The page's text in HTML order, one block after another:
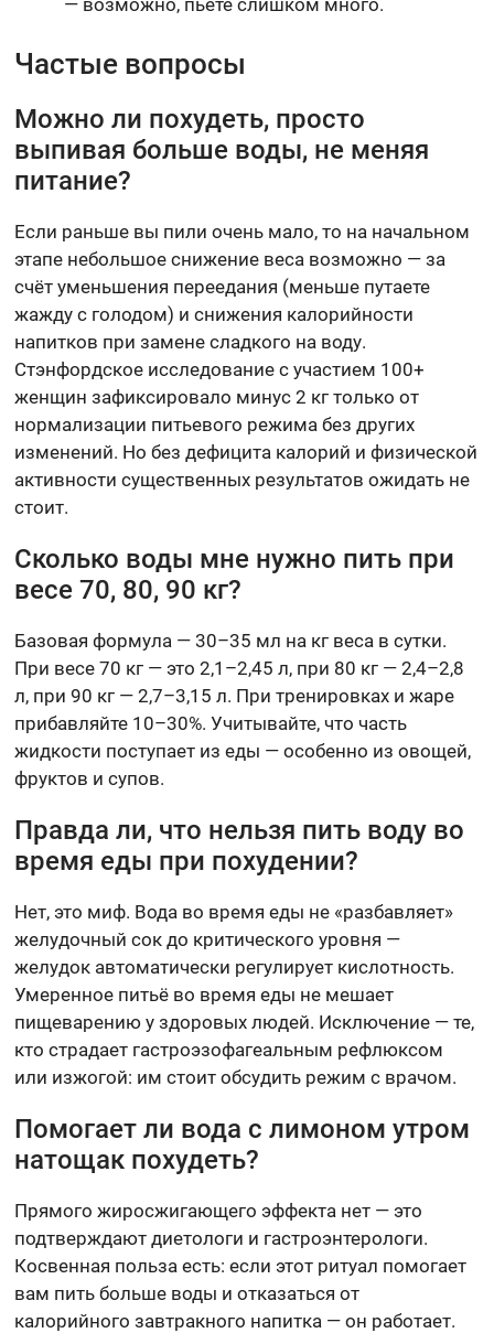
Частые вопросы
Можно ли похудеть, просто
выпивая больше воды, не меняя
питание?
Если раньше вы пили очень мало, то на начальном
этапе небольшое снижение веса возможно — за
счёт уменьшения переедания (меньше путаете
жажду с голодом) и снижения калорийности
напитков при замене сладкого на воду.
Стэнфордское исследование с участием 100+
женщин зафиксировало минус 2 кг только от
нормализации питьевого режима без других
изменений. Но без дефицита калорий и физической
активности существенных результатов ожидать не
стоит.
Сколько воды мне нужно пить при
весе 70, 80, 90 кг?
Базовая формула — 30–35 мл на кг веса в сутки.
При весе 70 кг — это 2,1–2,45 л, при 80 кг — 2,4–2,8
л, при 90 кг — 2,7–3,15 л. При тренировках и жаре
прибавляйте 10–30%. Учитывайте, что часть
жидкости поступает из еды — особенно из овощей,
фруктов и супов.
Правда ли, что нельзя пить воду во
время еды при похудении?
Нет, это миф. Вода во время еды не «разбавляет»
желудочный сок до критического уровня —
желудок автоматически регулирует кислотность.
Умеренное питьё во время еды не мешает
пищеварению у здоровых людей. Исключение — те,
кто страдает гастроэзофагеальным рефлюксом
или изжогой: им стоит обсудить режим с врачом.
Помогает ли вода с лимоном утром
натощак похудеть?
Прямого жиросжигающего эффекта нет — это
подтверждают диетологи и гастроэнтерологи.
Косвенная польза есть: если этот ритуал помогает
вам пить больше воды и отказаться от
калорийного завтракного напитка — он работает.